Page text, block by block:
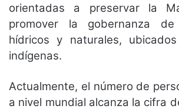
orientadas a preservar la
promover la gobernanza
hídricos y naturales,
indígenas.
Actualmente, el número de
a nivel mundial alcanza la cifra